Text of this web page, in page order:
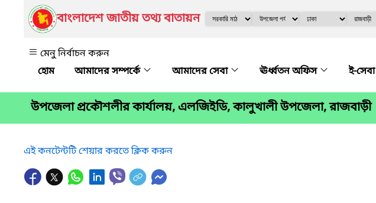
বাংলাদেশ জাতীয় তথ্য বাতায়ন
মেনু নির্বাচন করুন
আমাদের সম্পর্কে
আমাদের সেবা ঊর্ধ্বতন অফিস ই-সেবা
উপজেলা প্রকৌশলীর কার্যালয়, এলজিইডি, কালুখালী উপজেলা, রাজবাড়ী
এই কনটেন্টটি শেয়ার করতে ক্লিক করুন